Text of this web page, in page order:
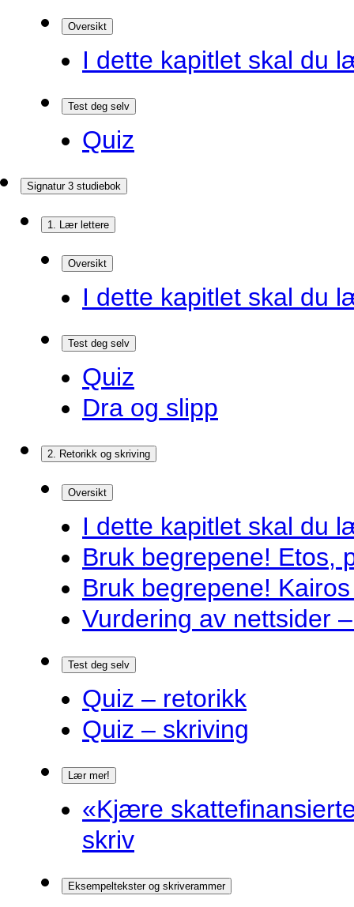
Oversikt
I dette kapitlet skal du
Test deg selv
Quiz
Signatur 3 studiebok
1. Lær lettere
Oversikt
I dette kapitlet skal du
Test deg selv
Quiz
Dra og slipp
2. Retorikk og skriving
Oversikt
I dette kapitlet skal du
Bruk begrepene! Etos,
Bruk begrepene!
Vurdering av nettsider
Test deg selv
Quiz – retorikk
Quiz – skriving
Lær mer!
«Kjære
skriv
Eksempeltekster og skriverammer